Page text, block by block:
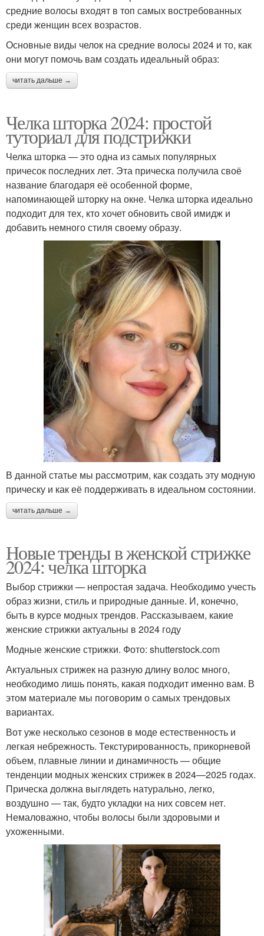
средние волосы входят в топ самых востребованных
среди женщин всех возрастов.
Основные виды челок на средние волосы 2024 и то, как
они могут помочь вам создать идеальный образ:
читать дальше →
Челка шторка 2024: простой
туториал для подстрижки
Челка шторка — это одна из самых популярных
причесок последних лет. Эта прическа получила своё
название благодаря её особенной форме,
напоминающей шторку на окне. Челка шторка идеально
подходит для тех, кто хочет обновить свой имидж и
добавить немного стиля своему образу.
В данной статье мы рассмотрим, как создать эту модную
прическу и как её поддерживать в идеальном состоянии.
читать дальше →
Новые тренды в женской стрижке
2024: челка шторка
Выбор стрижки — непростая задача. Необходимо учесть
образ жизни, стиль и природные данные. И, конечно,
быть в курсе модных трендов. Рассказываем, какие
женские стрижки актуальны в 2024 году
Модные женские стрижки. Фото: shutterstock.com
Актуальных стрижек на разную длину волос много,
необходимо лишь понять, какая подходит именно вам. В
этом материале мы поговорим о самых трендовых
вариантах.
Вот уже несколько сезонов в моде естественность и
легкая небрежность. Текстурированность, прикорневой
объем, плавные линии и динамичность — общие
тенденции модных женских стрижек в 2024—2025 годах.
Прическа должна выглядеть натурально, легко,
воздушно — так, будто укладки на них совсем нет.
Немаловажно, чтобы волосы были здоровыми и
ухоженными.